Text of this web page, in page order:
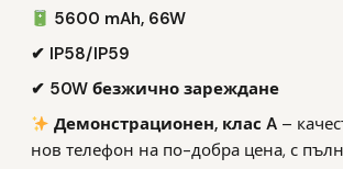
5600 mAh, 66W
✔ IP58/IP59
✔ 50W безжично зареждане
Демонстрационен, клас A –
нов телефон на по-добра цена, с